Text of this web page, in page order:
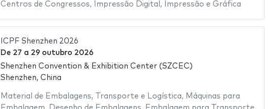
Centros de Congressos, Impressão Digital , Impressão e Gráfica
ICPF Shenzhen 2026
De 27 a 29 outubro 2026
Shenzhen Convention & Exhibition Center (SZCEC)
Shenzhen, China
Material de Embalagens, Transporte e Logística, Máquinas para